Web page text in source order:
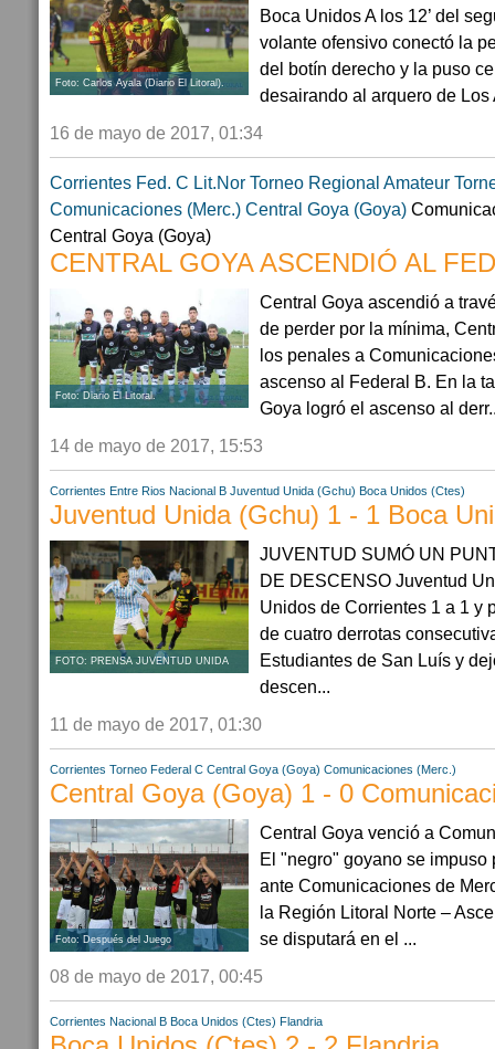
Foto: Carlos Ayala (Diario El Litoral).
Boca Unidos A los 12’ del
volante ofensivo conectó la
del botín derecho y la puso
desairando al arquero de Los
16 de mayo de 2017, 01:34
Corrientes Fed. C Lit.Nor Torneo Regional Amateur
Comunicaciones (Merc.) Central Goya (Goya)
Central Goya (Goya)
CENTRAL GOYA ASCENDIÓ AL
Foto: Diario El Litoral.
Central Goya ascendió a
de perder por la mínima,
los penales a
ascenso al Federal B. En la
Goya logró el ascenso al
14 de mayo de 2017, 15:53
Corrientes Entre Rios Nacional B Juventud Unida (Gchu) Boca Unidos (Ctes)
Juventud Unida (Gchu) 1 - 1 Boca
FOTO: PRENSA JUVENTUD UNIDA
JUVENTUD SUMÓ UN
DE DESCENSO Juventud
Unidos de Corrientes 1 a 1 y
de cuatro derrotas
Estudiantes de San Luís y
descen...
11 de mayo de 2017, 01:30
Corrientes Torneo Federal C Central Goya (Goya) Comunicaciones (Merc.)
Central Goya (Goya) 1 - 0
Foto: Después del Juego
Central Goya venció a
El "negro" goyano se impuso
ante Comunicaciones de
la Región Litoral Norte –
se disputará en el ...
08 de mayo de 2017, 00:45
Corrientes Nacional B Boca Unidos (Ctes) Flandria